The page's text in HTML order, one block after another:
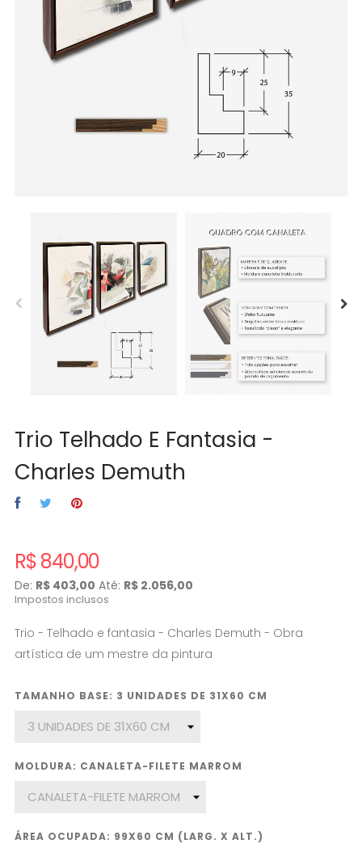
Trio Telhado E Fantasia -
Charles Demuth
R$ 840,00
De: R$ 403,00 Até: R$ 2.056,00
Impostos inclusos
Trio - Telhado e fantasia - Charles Demuth - Obra
artística de um mestre da pintura
TAMANHO BASE: 3 UNIDADES DE 31X60 CM
MOLDURA: CANALETA-FILETE MARROM
ÁREA OCUPADA: 99X60 CM (LARG. X ALT.)